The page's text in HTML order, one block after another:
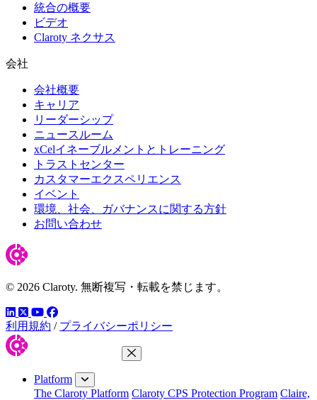
統合の概要
ビデオ
Claroty ネクサス
会社
会社概要
キャリア
リーダーシップ
ニュースルーム
xCelイネーブルメントとトレーニング
トラストセンター
カスタマーエクスペリエンス
イベント
環境、社会、ガバナンスに関する方針
お問い合わせ
© 2026 Claroty. 無断複写・転載を禁じます。
LinkedIn
ツイッター
YouTube
Facebook
利用規約 / プライバシーポリシー
Close Menu
Platform
The Claroty Platform Claroty CPS Protection Program Claire,